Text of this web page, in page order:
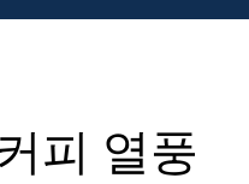
피 열풍